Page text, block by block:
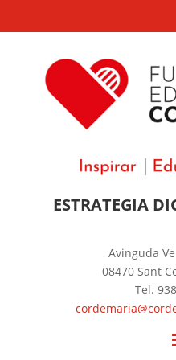
ESTRATEGIA
Avinguda
08470 Sant
Tel.